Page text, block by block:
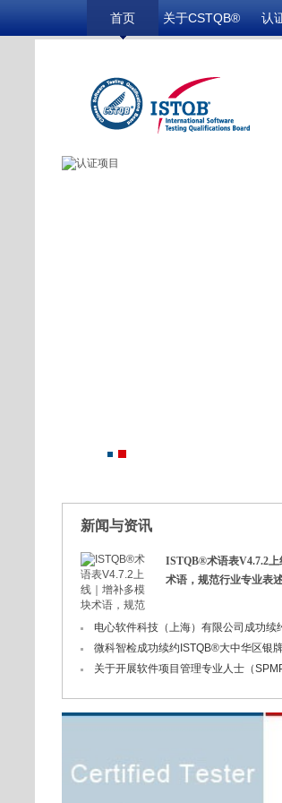
首页 关于CSTQB® 认
新闻与资讯
ISTQB®术语表V4.7.2
术语，规范行业专业表
微科智检成功续约ISTQB®大中华区银